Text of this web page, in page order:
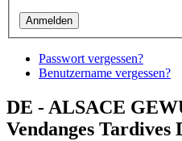
Passwort vergessen?
Benutzername vergessen?
DE - ALSACE
Vendanges